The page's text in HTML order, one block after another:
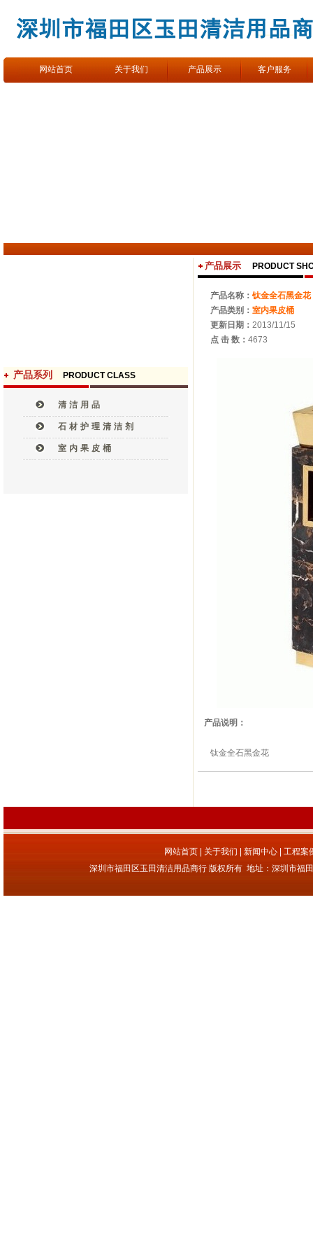
网站首页 关于我们 产品展示 客户服务
产品系列 PRODUCT CLASS
清洁用品
石材护理清洁剂
室内果皮桶
产品展示 PRODUCT
产品名称： 钛金全石黑金花
产品类别： 室内果皮桶
更新日期： 2013/11/15
点 击 数： 4673
产品说明：
钛金全石黑金花
网站首页 关于我们 新闻中心
工程案
深圳市福田区玉田清洁用品商行 版权所有 地址：深圳市福